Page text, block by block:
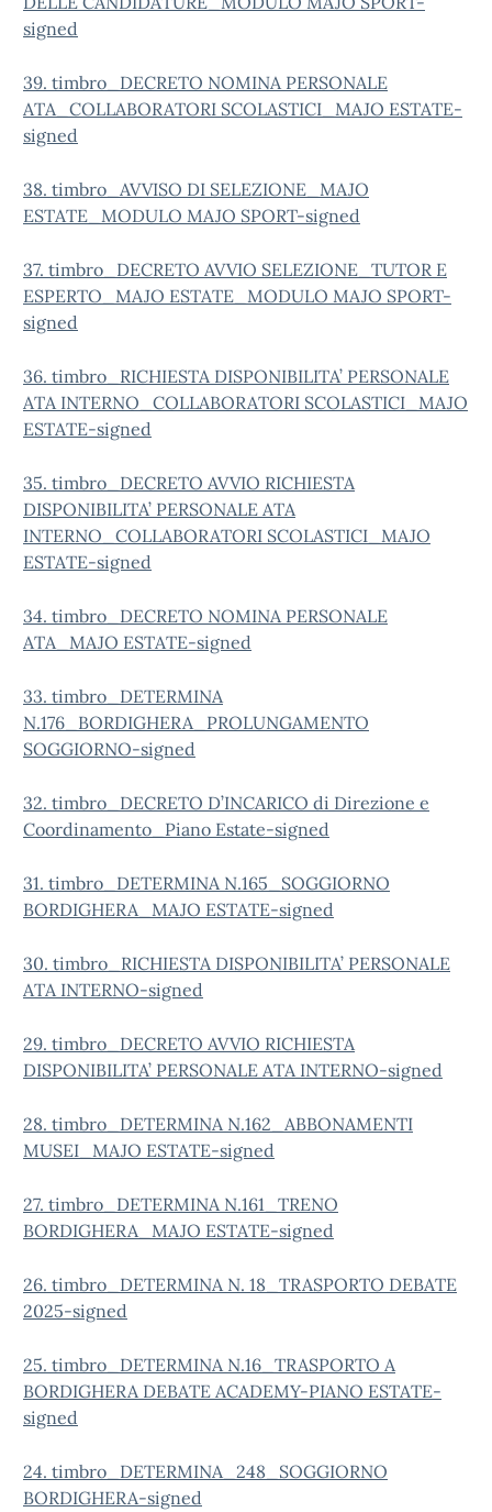
signed
39. timbro_DECRETO NOMINA PERSONALE
ATA_COLLABORATORI SCOLASTICI_MAJO ESTATE-
signed
38. timbro_AVVISO DI SELEZIONE_MAJO
ESTATE_MODULO MAJO SPORT-signed
37. timbro_DECRETO AVVIO SELEZIONE_TUTOR E
ESPERTO_MAJO ESTATE_MODULO MAJO SPORT-
signed
36. timbro_RICHIESTA DISPONIBILITA’ PERSONALE
ATA INTERNO_COLLABORATORI SCOLASTICI_MAJO
ESTATE-signed
35. timbro_DECRETO AVVIO RICHIESTA
DISPONIBILITA’ PERSONALE ATA
INTERNO_COLLABORATORI SCOLASTICI_MAJO
ESTATE-signed
34. timbro_DECRETO NOMINA PERSONALE
ATA_MAJO ESTATE-signed
33. timbro_DETERMINA
N.176_BORDIGHERA_PROLUNGAMENTO
SOGGIORNO-signed
32. timbro_DECRETO D’INCARICO di Direzione e
Coordinamento_Piano Estate-signed
31. timbro_DETERMINA N.165_SOGGIORNO
BORDIGHERA_MAJO ESTATE-signed
30. timbro_RICHIESTA DISPONIBILITA’ PERSONALE
ATA INTERNO-signed
29. timbro_DECRETO AVVIO RICHIESTA
DISPONIBILITA’ PERSONALE ATA INTERNO-signed
28. timbro_DETERMINA N.162_ABBONAMENTI
MUSEI_MAJO ESTATE-signed
27. timbro_DETERMINA N.161_TRENO
BORDIGHERA_MAJO ESTATE-signed
26. timbro_DETERMINA N. 18_TRASPORTO DEBATE
2025-signed
25. timbro_DETERMINA N.16_TRASPORTO A
BORDIGHERA DEBATE ACADEMY-PIANO ESTATE-
signed
24. timbro_DETERMINA_248_SOGGIORNO
BORDIGHERA-signed